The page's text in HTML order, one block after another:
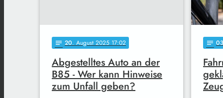
notes 20. August 2025 17:02
Abgestelltes Auto an der
B85 - Wer kann Hinweise
zum Unfall geben?
notes 03